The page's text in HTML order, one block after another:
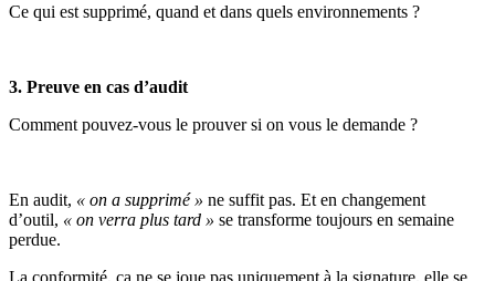
Ce qui est supprimé, quand et dans quels environnements ?
3. Preuve en cas d’audit
Comment pouvez-vous le prouver si on vous le demande ?
En audit, « on a supprimé » ne suffit pas. Et en changement
d’outil, « on verra plus tard » se transforme toujours en semaine
perdue.
La conformité, ça ne se joue pas uniquement à la signature, elle se